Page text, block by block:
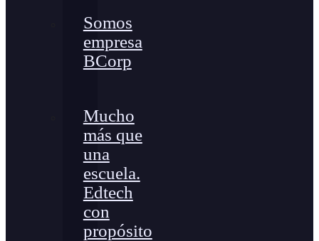
Somos
empresa
BCorp
Mucho
más que
una
escuela.
Edtech
con
propósito